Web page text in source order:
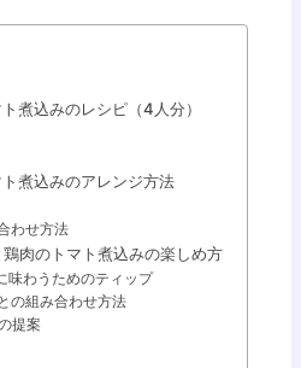
煮込みのレシピ（4人分）
煮込みのアレンジ方法
わせ方法
肉のトマト煮込みの楽しめ方
味わうためのティップ
の組み合わせ方法
提案